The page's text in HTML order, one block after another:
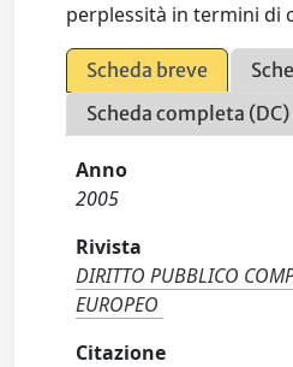
perplessità in termini di
Scheda breve
Scheda completa (DC)
Anno
2005
Rivista
DIRITTO PUBBLICO
EUROPEO
Citazione